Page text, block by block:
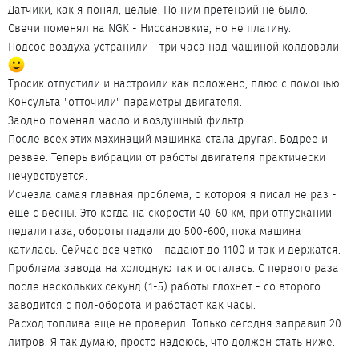
Датчики, как я понял, целые. По ним претензий не было.
Свечи поменял на NGK - Ниссановкие, но не платину.
Подсос воздуха устранили - три часа над машиной колдовали
Тросик отпустили и настроили как положено, плюс с помощью
Консульта "отточили" параметры двигателя.
Заодно поменял масло и воздушный фильтр.
После всех этих махинаций машинка стала другая. Бодрее и
резвее. Теперь вибрации от работы двигателя практически
нечувствуется.
Исчезла самая главная проблема, о котороя я писал не раз -
еще с весны. Это когда на скорости 40-60 км, при отпускании
педали газа, обороты падали до 500-600, пока машина
катилась. Сейчас все четко - падают до 1100 и так и держатся.
Проблема завода на холодную так и осталась. С первого раза
после нескольких секунд (1-5) работы глохнет - со второго
заводится с пол-оборота и работает как часы.
Расход топлива еще не проверил. Только сегодня заправил 20
литров. Я так думаю, просто надеюсь, что должен стать ниже.